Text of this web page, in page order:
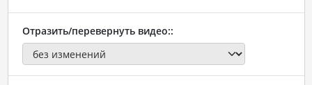
Отразить/перевернуть видео::